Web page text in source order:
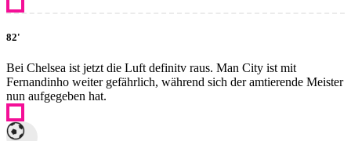
82'
Bei Chelsea ist jetzt die Luft definitv raus. Man City ist mit
Fernandinho weiter gefährlich, während sich der amtierende Meister
nun aufgegeben hat.